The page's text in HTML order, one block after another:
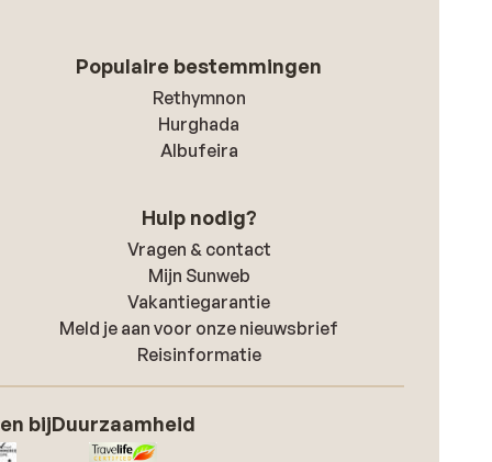
Populaire bestemmingen
Rethymnon
Hurghada
Albufeira
Hulp nodig?
Vragen & contact
Mijn Sunweb
Vakantiegarantie
Meld je aan voor onze nieuwsbrief
Reisinformatie
bijDuurzaamheid